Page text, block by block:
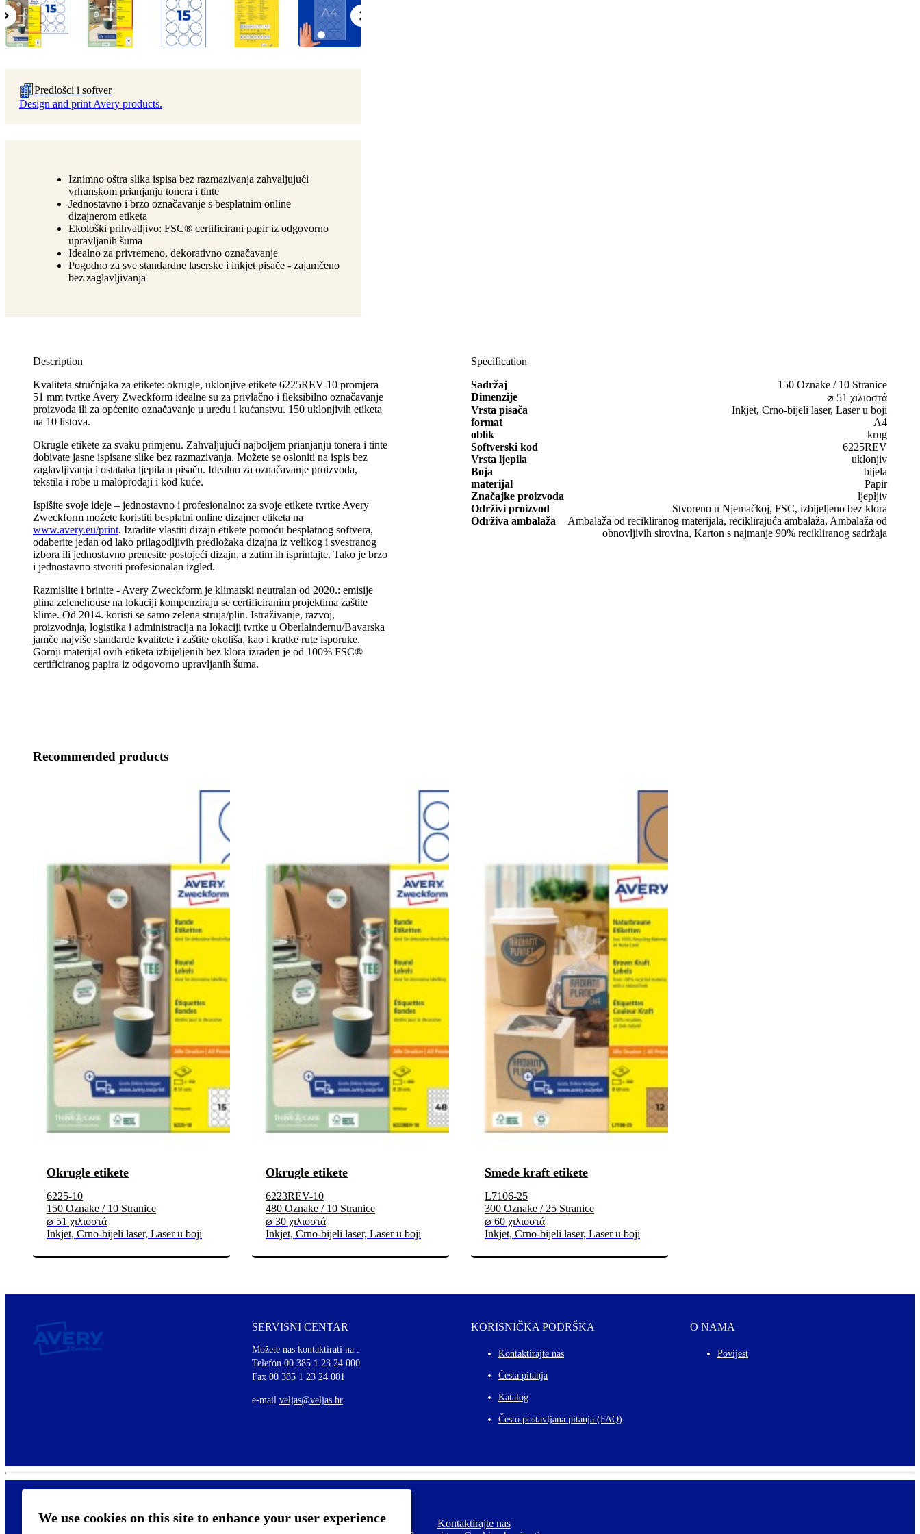
We use cookies on this site to enhance your user experience
Predlošci i softver
Design and print Avery products.
Iznimno oštra slika ispisa bez razmazivanja zahvaljujući
vrhunskom prianjanju tonera i tinte
Jednostavno i brzo označavanje s besplatnim online
dizajnerom etiketa
Ekološki prihvatljivo: FSC® certificirani papir iz odgovorno
upravljanih šuma
Idealno za privremeno, dekorativno označavanje
Pogodno za sve standardne laserske i inkjet pisače - zajamčeno
bez zaglavljivanja
Description
Kvaliteta stručnjaka za etikete: okrugle, uklonjive etikete 6225REV-10 promjera
51 mm tvrtke Avery Zweckform idealne su za privlačno i fleksibilno označavanje
proizvoda ili za općenito označavanje u uredu i kućanstvu. 150 uklonjivih etiketa
na 10 listova.
Okrugle etikete za svaku primjenu. Zahvaljujući najboljem prianjanju tonera i tinte
dobivate jasne ispisane slike bez razmazivanja. Možete se osloniti na ispis bez
zaglavljivanja i ostataka ljepila u pisaču. Idealno za označavanje proizvoda,
tekstila i robe u maloprodaji i kod kuće.
Ispišite svoje ideje – jednostavno i profesionalno: za svoje etikete tvrtke Avery
Zweckform možete koristiti besplatni online dizajner etiketa na
www.avery.eu/print. Izradite vlastiti dizajn etikete pomoću besplatnog softvera,
odaberite jedan od lako prilagodljivih predložaka dizajna iz velikog i svestranog
izbora ili jednostavno prenesite postojeći dizajn, a zatim ih isprintajte. Tako je brzo
i jednostavno stvoriti profesionalan izgled.
Razmislite i brinite - Avery Zweckform je klimatski neutralan od 2020.: emisije
plina zelenehouse na lokaciji kompenziraju se certificiranim projektima zaštite
klime. Od 2014. koristi se samo zelena struja/plin. Istraživanje, razvoj,
proizvodnja, logistika i administracija na lokaciji tvrtke u Oberlaindernu/Bavarska
jamče najviše standarde kvalitete i zaštite okoliša, kao i kratke rute isporuke.
Gornji materijal ovih etiketa izbijeljenih bez klora izrađen je od 100% FSC®
certificiranog papira iz odgovorno upravljanih šuma.
Specification
Sadržaj
150 Oznake / 10 Stranice
Dimenzije
⌀ 51 χιλιοστά
Vrsta pisača
Inkjet, Crno-bijeli laser, Laser u boji
format
A4
oblik
krug
Softverski kod
6225REV
Vrsta ljepila
uklonjiv
Boja
bijela
materijal
Papir
Značajke proizvoda
ljepljiv
Održivi proizvod
Stvoreno u Njemačkoj, FSC, izbijeljeno bez klora
Održiva ambalaža
Ambalaža od recikliranog materijala, reciklirajuća ambalaža, Ambalaža od
obnovljivih sirovina, Karton s najmanje 90% recikliranog sadržaja
Recommended products
Okrugle etikete
6225-10
150 Oznake / 10 Stranice
⌀ 51 χιλιοστά
Inkjet, Crno-bijeli laser, Laser u boji
Okrugle etikete
6223REV-10
480 Oznake / 10 Stranice
⌀ 30 χιλιοστά
Inkjet, Crno-bijeli laser, Laser u boji
Smeđe kraft etikete
L7106-25
300 Oznake / 25 Stranice
⌀ 60 χιλιοστά
Inkjet, Crno-bijeli laser, Laser u boji
SERVISNI CENTAR
Možete nas kontaktirati na :
Telefon 00 385 1 23 24 000
Fax 00 385 1 23 24 001
e-mail veljas@veljas.hr
KORISNIČKA PODRŠKA
Kontaktirajte nas
Česta pitanja
Katalog
Često postavljana pitanja (FAQ)
O NAMA
Povijest
F
Kontaktirajte nas